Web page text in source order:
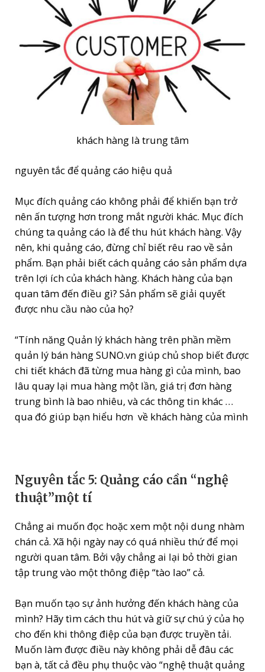
khách hàng là trung tâm
nguyên tắc để quảng cáo hiệu quả
Mục đích quảng cáo không phải để khiến bạn trở
nên ấn tượng hơn trong mắt người khác. Mục đích
chúng ta quảng cáo là để thu hút khách hàng. Vậy
nên, khi quảng cáo, đừng chỉ biết rêu rao về sản
phẩm. Bạn phải biết cách quảng cáo sản phẩm dựa
trên lợi ích của khách hàng. Khách hàng của bạn
quan tâm đến điều gì? Sản phẩm sẽ giải quyết
được nhu cầu nào của họ?
“Tính năng Quản lý khách hàng trên phần mềm
quản lý bán hàng SUNO.vn giúp chủ shop biết được
chi tiết khách đã từng mua hàng gì của mình, bao
lâu quay lại mua hàng một lần, giá trị đơn hàng
trung bình là bao nhiêu, và các thông tin khác …
qua đó giúp bạn hiểu hơn về khách hàng của mình
Nguyên tắc 5: Quảng cáo cần “nghệ
thuật”một tí
Chẳng ai muốn đọc hoặc xem một nội dung nhàm
chán cả. Xã hội ngày nay có quá nhiều thứ để mọi
người quan tâm. Bởi vậy chẳng ai lại bỏ thời gian
tập trung vào một thông điệp “tào lao” cả.
Bạn muốn tạo sự ảnh hưởng đến khách hàng của
mình? Hãy tìm cách thu hút và giữ sự chú ý của họ
cho đến khi thông điệp của bạn được truyền tải.
Muốn làm được điều này không phải dễ đâu các
bạn à, tất cả đều phụ thuộc vào “nghệ thuật quảng